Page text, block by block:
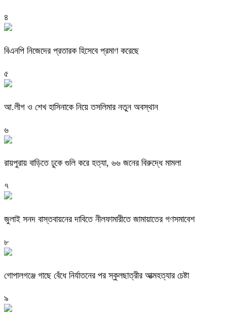
৪
বিএনপি নিজেদের প্রতারক হিসেবে প্রমাণ করেছে
৫
আ.লীগ ও শেখ হাসিনাকে নিয়ে তসলিমার নতুন অবস্থান
৬
রায়পুরায় বাড়িতে ঢুকে গুলি করে হত্যা, ৬৬ জনের বিরুদ্ধে মামলা
৭
জুলাই সনদ বাস্তবায়নের দাবিতে নীলফামারীতে জামায়াতের গণসমাবেশ
৮
গোপালগঞ্জে গাছে বেঁধে নির্যাতনের পর স্কুলছাত্রীর আত্মহত্যার চেষ্টা
৯